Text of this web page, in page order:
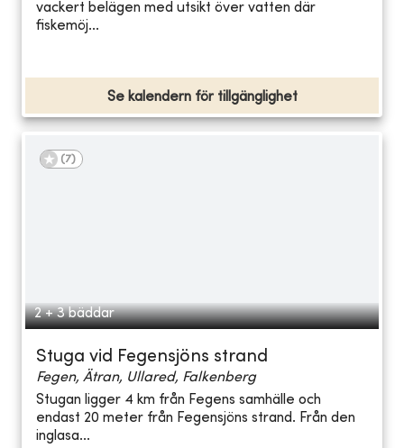
vackert belägen med utsikt över vatten där
fiskemöj...
Se kalendern för tillgänglighet
(7)
2 + 3 bäddar
Stuga vid Fegensjöns strand
Fegen, Ätran, Ullared, Falkenberg
Stugan ligger 4 km från Fegens samhälle och
endast 20 meter från Fegensjöns strand. Från den
inglasa...